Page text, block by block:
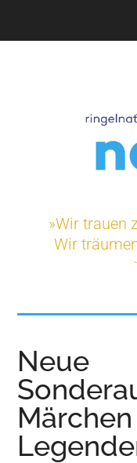
Verein
e.V.
Projekte
in
Wurzen
»Wir trauen
Wir
Neue